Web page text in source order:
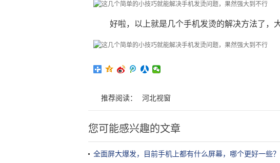
好啦，以上就是几个手机发烫的解决方法了，
推荐阅读： 河北视窗
您可能感兴趣的文章
全面屏大爆发，目前手机上都有什么屏幕，哪个更好一些？